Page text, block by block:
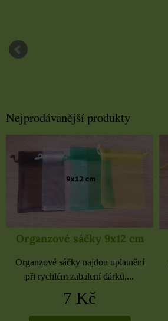
Nejprodávanější produkty
Organzové sáčky 9x12 cm
Organzové sáčky najdou uplatnění
při rychlém zabalení dárků,...
7 Kč